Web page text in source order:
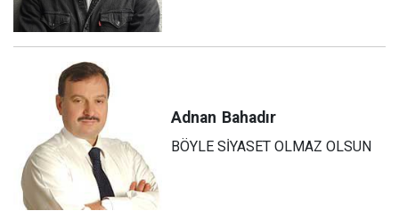
Adnan Bahadır
BÖYLE SİYASET OLMAZ OLSUN